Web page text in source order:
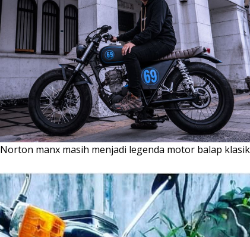
Norton manx masih menjadi legenda motor balap